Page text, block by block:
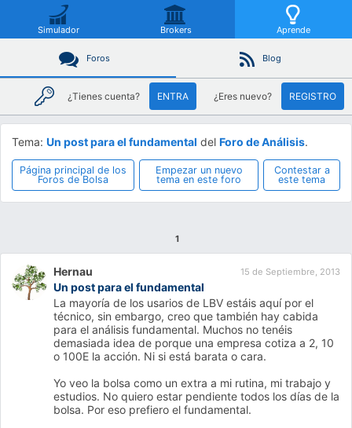
Simulador Brokers Aprende
Foros Blog
¿Tienes cuenta? ENTRA ¿Eres nuevo? REGISTRO
Tema: Un post para el fundamental del Foro de Análisis.
Página principal de los
Foros de Bolsa
Empezar un nuevo
tema en este foro
Contestar a
este tema
1
Hernau 15 de Septiembre, 2013
Un post para el fundamental
La mayoría de los usarios de LBV estáis aquí por el
técnico, sin embargo, creo que también hay cabida
para el análisis fundamental. Muchos no tenéis
demasiada idea de porque una empresa cotiza a 2, 10
o 100E la acción. Ni si está barata o cara.
Yo veo la bolsa como un extra a mi rutina, mi trabajo y
estudios. No quiero estar pendiente todos los días de la
bolsa. Por eso prefiero el fundamental.